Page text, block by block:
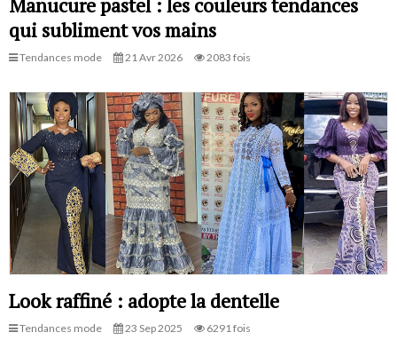
Manucure pastel : les couleurs tendances
qui subliment vos mains
Tendances mode 21 Avr 2026 2083 fois
Look raffiné : adopte la dentelle
Tendances mode 23 Sep 2025 6291 fois